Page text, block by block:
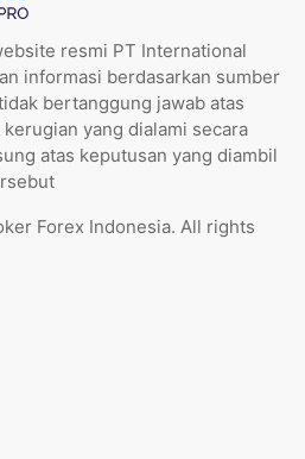
resmi PT International
informasi berdasarkan sumber
bertanggung jawab atas
yang dialami secara
atas keputusan yang diambil
Forex Indonesia. All rights